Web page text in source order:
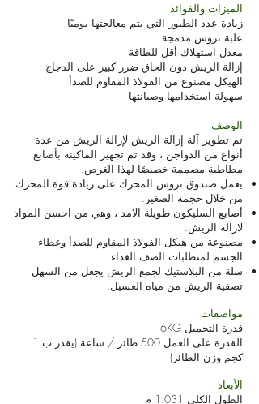
الميزات والفوائد
زيادة عدد الطيور التي يتم معالجتها يوميًا
علبة تروس مدمجة
معدل استهلاك أقل للطاقة
إزالة الريش دون الحاق ضرر كبير على الدجاج
الهيكل مصنوع من الفولاذ المقاوم للصدأ
سهولة استخدامها وصيانتها
الوصف
تم تطوير آلة إزالة الريش لإزالة الريش من عدة
أنواع من الدواجن ، وقد تم تجهيز الماكينة بأصابع
مطاطية مصممة خصيصًا لهذا الغرض.
يعمل صندوق تروس المحرك على زيادة قوة المحرك
من خلال حجمه الصغير.
أصابع السليكون طويلة الامد ، وهي من احسن المواد
لازالة الريش.
مصنوعة من هيكل الفولاذ المقاوم للصدأ وغطاء
الجسم لمتطلبات الصف الغذاء.
سلة من البلاستيك لجمع الريش يجعل من السهل
تصفية الريش من مياه الغسيل.
مواصفات
قدرة التحميل 6KG
القدرة على العمل 500 طائر / ساعة (يقدر ب 1
كجم وزن الطائر)
الأبعاد
الطول الكلي 1.031 م